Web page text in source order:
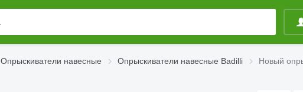
Опрыскиватели навесные Опрыскиватели навесные Badilli Новый